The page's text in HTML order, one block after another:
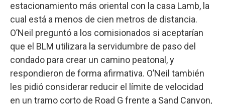
estacionamiento más oriental con la casa Lamb, la
cual está a menos de cien metros de distancia.
O’Neil preguntó a los comisionados si aceptarían
que el BLM utilizara la servidumbre de paso del
condado para crear un camino peatonal, y
respondieron de forma afirmativa. O’Neil también
les pidió considerar reducir el límite de velocidad
en un tramo corto de Road G frente a Sand Canyon,